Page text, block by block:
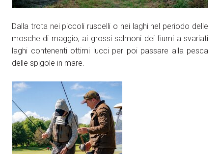
Dalla trota nei piccoli ruscelli o nei laghi nel periodo delle
mosche di maggio, ai grossi salmoni dei fiumi a svariati
laghi contenenti ottimi lucci per poi passare alla pesca
delle spigole in mare.